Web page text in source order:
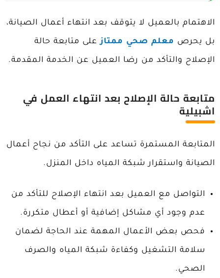
الاهتمام بالعميل لا يتوقف بعد انتهاء أعمال الصيانة،
بل يحرص معلم صحي ممتازعلى متابعة حالة
الإصلاح والتأكد من رضا العميل عن الخدمة المقدمة.
متابعة حالة الإصلاح بعد انتهاء العمل في
اشبيلية
المتابعة المستمرة تساعد على التأكد من نجاح أعمال
الصيانة واستقرار شبكة المياه داخل المنزل.
التواصل مع العميل بعد انتهاء الإصلاح للتأكد من
عدم وجود أي مشاكل إضافية أو أعطال متكررة.
فحص بعض الأعمال المهمة عند الحاجة لضمان
سلامة التشغيل وكفاءة شبكة المياه والصرف
الصحي.